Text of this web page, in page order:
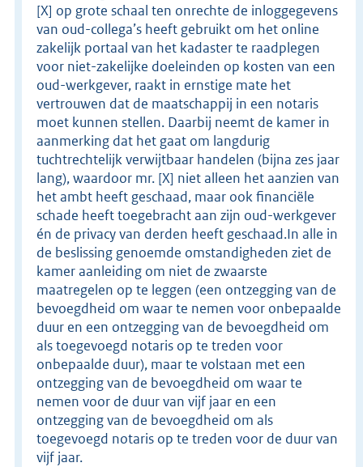
[X] op grote schaal ten onrechte de inloggegevens
van oud-collega’s heeft gebruikt om het online
zakelijk portaal van het kadaster te raadplegen
voor niet-zakelijke doeleinden op kosten van een
oud-werkgever, raakt in ernstige mate het
vertrouwen dat de maatschappij in een notaris
moet kunnen stellen. Daarbij neemt de kamer in
aanmerking dat het gaat om langdurig
tuchtrechtelijk verwijtbaar handelen (bijna zes jaar
lang), waardoor mr. [X] niet alleen het aanzien van
het ambt heeft geschaad, maar ook financiële
schade heeft toegebracht aan zijn oud-werkgever
én de privacy van derden heeft geschaad.In alle in
de beslissing genoemde omstandigheden ziet de
kamer aanleiding om niet de zwaarste
maatregelen op te leggen (een ontzegging van de
bevoegdheid om waar te nemen voor onbepaalde
duur en een ontzegging van de bevoegdheid om
als toegevoegd notaris op te treden voor
onbepaalde duur), maar te volstaan met een
ontzegging van de bevoegdheid om waar te
nemen voor de duur van vijf jaar en een
ontzegging van de bevoegdheid om als
toegevoegd notaris op te treden voor de duur van
vijf jaar.